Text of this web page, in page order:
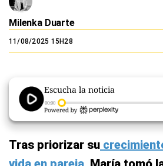
Milenka Duarte
11/08/2025 15H28
Escucha la noticia
00:00
Tras priorizar su